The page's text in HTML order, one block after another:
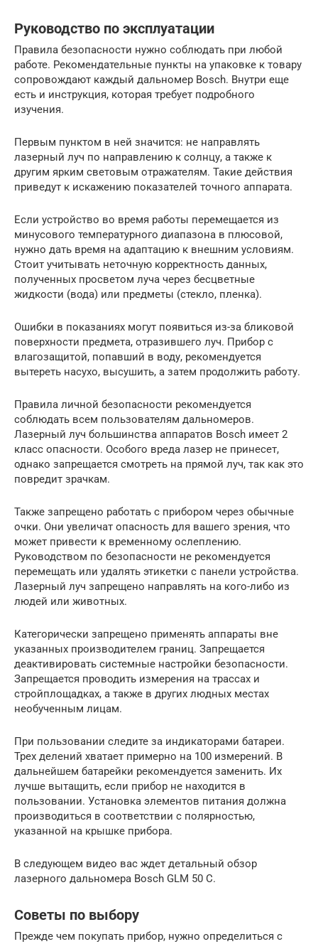
Руководство по эксплуатации
Правила безопасности нужно соблюдать при любой
работе. Рекомендательные пункты на упаковке к товару
сопровождают каждый дальномер Bosch. Внутри еще
есть и инструкция, которая требует подробного
изучения.
Первым пунктом в ней значится: не направлять
лазерный луч по направлению к солнцу, а также к
другим ярким световым отражателям. Такие действия
приведут к искажению показателей точного аппарата.
Если устройство во время работы перемещается из
минусового температурного диапазона в плюсовой,
нужно дать время на адаптацию к внешним условиям.
Стоит учитывать неточную корректность данных,
полученных просветом луча через бесцветные
жидкости (вода) или предметы (стекло, пленка).
Ошибки в показаниях могут появиться из-за бликовой
поверхности предмета, отразившего луч. Прибор с
влагозащитой, попавший в воду, рекомендуется
вытереть насухо, высушить, а затем продолжить работу.
Правила личной безопасности рекомендуется
соблюдать всем пользователям дальномеров.
Лазерный луч большинства аппаратов Bosch имеет 2
класс опасности. Особого вреда лазер не принесет,
однако запрещается смотреть на прямой луч, так как это
повредит зрачкам.
Также запрещено работать с прибором через обычные
очки. Они увеличат опасность для вашего зрения, что
может привести к временному ослеплению.
Руководством по безопасности не рекомендуется
перемещать или удалять этикетки с панели устройства.
Лазерный луч запрещено направлять на кого-либо из
людей или животных.
Категорически запрещено применять аппараты вне
указанных производителем границ. Запрещается
деактивировать системные настройки безопасности.
Запрещается проводить измерения на трассах и
стройплощадках, а также в других людных местах
необученным лицам.
При пользовании следите за индикаторами батареи.
Трех делений хватает примерно на 100 измерений. В
дальнейшем батарейки рекомендуется заменить. Их
лучше вытащить, если прибор не находится в
пользовании. Установка элементов питания должна
производиться в соответствии с полярностью,
указанной на крышке прибора.
В следующем видео вас ждет детальный обзор
лазерного дальномера Bosch GLM 50 C.
Советы по выбору
Прежде чем покупать прибор, нужно определиться с